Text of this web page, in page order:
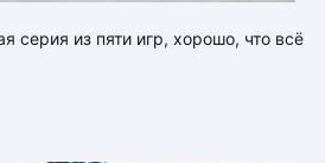
серия из пяти игр, хорошо, что всё